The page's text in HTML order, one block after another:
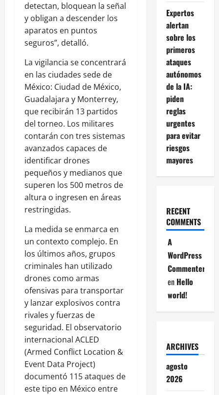
detectan, bloquean la señal
y obligan a descender los
aparatos en puntos
seguros”, detalló.
La vigilancia se concentrará
en las ciudades sede de
México: Ciudad de México,
Guadalajara y Monterrey,
que recibirán 13 partidos
del torneo. Los militares
contarán con tres sistemas
avanzados capaces de
identificar drones
pequeños y medianos que
superen los 500 metros de
altura o ingresen en áreas
restringidas.
La medida se enmarca en
un contexto complejo. En
los últimos años, grupos
criminales han utilizado
drones como armas
ofensivas para transportar
y lanzar explosivos contra
rivales y fuerzas de
seguridad. El observatorio
internacional ACLED
(Armed Conflict Location &
Event Data Project)
documentó 115 ataques de
este tipo en México entre
Expertos
alertan
sobre los
primeros
ataques
autónomos
de la IA:
piden
reglas
urgentes
para evitar
riesgos
mayores
RECENT
COMMENTS
A
WordPress
Commenter
en Hello
world!
ARCHIVES
agosto
2026